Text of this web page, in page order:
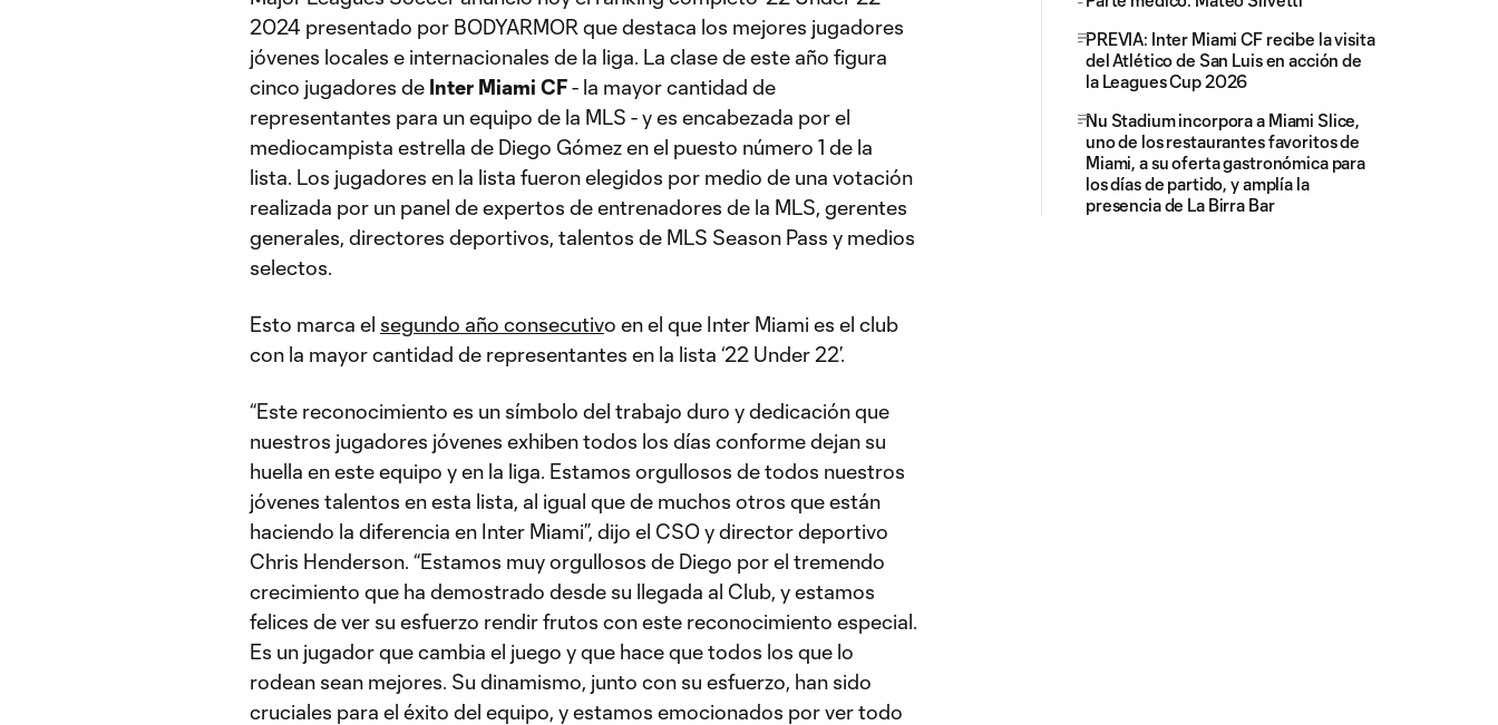
2024 presentado por BODYARMOR que destaca los mejores jugadores
jóvenes locales e internacionales de la liga. La clase de este año figura
cinco jugadores de Inter Miami CF- la mayor cantidad de
representantes para un equipo de la MLS - y es encabezada por el
mediocampista estrella de Diego Gómez en el puesto número 1 de la
lista. Los jugadores en la lista fueron elegidos por medio de una votación
realizada por un panel de expertos de entrenadores de la MLS, gerentes
generales, directores deportivos, talentos de MLS Season Pass y medios
selectos.
Esto marca el segundo año consecutivo en el que Inter Miami es el club
con la mayor cantidad de representantes en la lista ‘22 Under 22’.
“Este reconocimiento es un símbolo del trabajo duro y dedicación que
nuestros jugadores jóvenes exhiben todos los días conforme dejan su
huella en este equipo y en la liga. Estamos orgullosos de todos nuestros
jóvenes talentos en esta lista, al igual que de muchos otros que están
haciendo la diferencia en Inter Miami”, dijo el CSO y director deportivo
Chris Henderson. “Estamos muy orgullosos de Diego por el tremendo
crecimiento que ha demostrado desde su llegada al Club, y estamos
felices de ver su esfuerzo rendir frutos con este reconocimiento especial.
Es un jugador que cambia el juego y que hace que todos los que lo
rodean sean mejores. Su dinamismo, junto con su esfuerzo, han sido
cruciales para el éxito del equipo, y estamos emocionados por ver todo
PREVIA: Inter Miami CF recibe la visita
del Atlético de San Luis en acción de
la Leagues Cup 2026
Nu Stadium incorpora a Miami Slice,
uno de los restaurantes favoritos de
Miami, a su oferta gastronómica para
los días de partido, y amplía la
presencia de La Birra Bar